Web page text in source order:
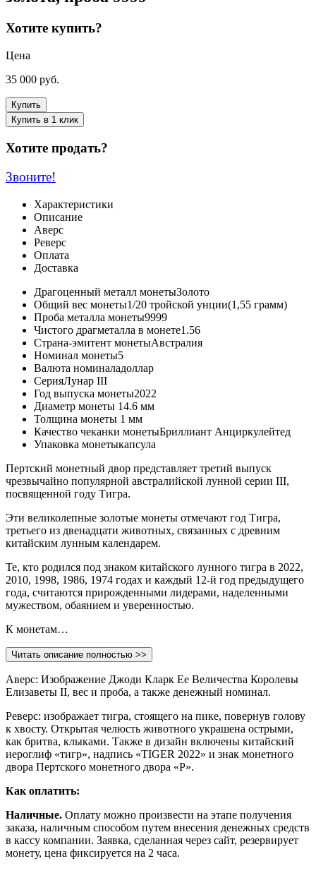
Хотите купить?
Цена
35 000 руб.
Купить
Купить в 1 клик
Хотите продать?
Звоните!
Характеристики
Описание
Аверс
Реверс
Оплата
Доставка
Драгоценный металл монетыЗолото
Общий вес монеты1/20 тройской унции(1,55 грамм)
Проба металла монеты9999
Чистого драгметалла в монете1.56
Страна-эмитент монетыАвстралия
Номинал монеты5
Валюта номиналадоллар
СерияЛунар III
Год выпуска монеты2022
Диаметр монеты 14.6 мм
Толщина монеты 1 мм
Качество чеканки монетыБриллиант Анциркулейтед
Упаковка монетыкапсула
Пертский монетный двор представляет третий выпуск
чрезвычайно популярной австралийской лунной серии III,
посвященной году Тигра.
Эти великолепные золотые монеты отмечают год Тигра,
третьего из двенадцати животных, связанных с древним
китайским лунным календарем.
Те, кто родился под знаком китайского лунного тигра в 2022,
2010, 1998, 1986, 1974 годах и каждый 12-й год предыдущего
года, считаются прирожденными лидерами, наделенными
мужеством, обаянием и уверенностью.
К монетам…
Читать описание полностью >>
Аверс: Изображение Джоди Кларк Ее Величества Королевы
Елизаветы II, вес и проба, а также денежный номинал.
Реверс: изображает тигра, стоящего на пике, повернув голову
к хвосту. Открытая челюсть животного украшена острыми,
как бритва, клыками. Также в дизайн включены китайский
иероглиф «тигр», надпись «TIGER 2022» и знак монетного
двора Пертского монетного двора «P».
Как оплатить:
Наличные. Оплату можно произвести на этапе получения
заказа, наличным способом путем внесения денежных средств
в кассу компании. Заявка, сделанная через сайт, резервирует
монету, цена фиксируется на 2 часа.